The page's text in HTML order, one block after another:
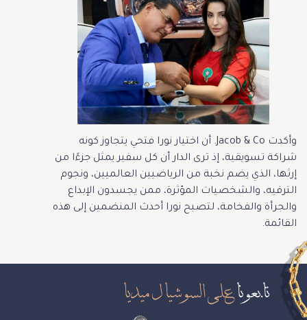
وأكدت Jacob & Co. أن اختيار نورا فتحي يتجاوز كونه
شراكة تسويقية، إذ ترى الدار أن كل سفير يمثل جزءًا من
إرثها، الذي يضم نخبة من الرياضيين العالميين، ونجوم
الترفيه، والشخصيات المؤثرة، ممن يجسدون الإبداع
والجرأة والفخامة، لتصبح نورا أحدث المنضمين إلى هذه
القائمة.
تابعوناعلى السوشيال ميديا